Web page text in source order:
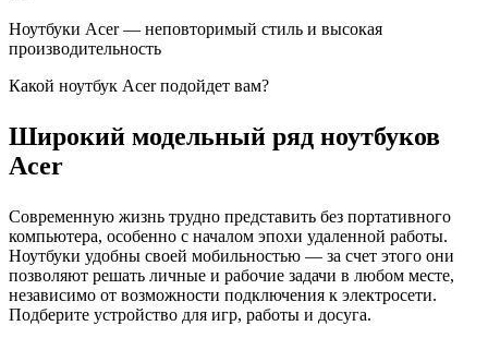
Ноутбуки Acer — неповторимый стиль и высокая
производительность
Какой ноутбук Acer подойдет вам?
Широкий модельный ряд ноутбуков
Acer
Современную жизнь трудно представить без портативного
компьютера, особенно с началом эпохи удаленной работы.
Ноутбуки удобны своей мобильностью — за счет этого они
позволяют решать личные и рабочие задачи в любом месте,
независимо от возможности подключения к электросети.
Подберите устройство для игр, работы и досуга.